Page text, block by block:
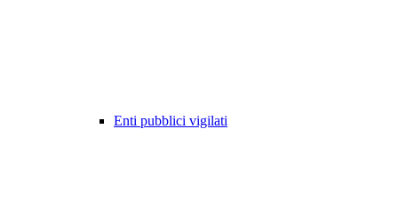
Enti pubblici vigilati